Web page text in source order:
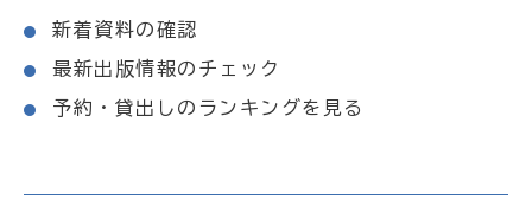
新着資料の確認
最新出版情報のチェック
予約・貸出しのランキングを見る